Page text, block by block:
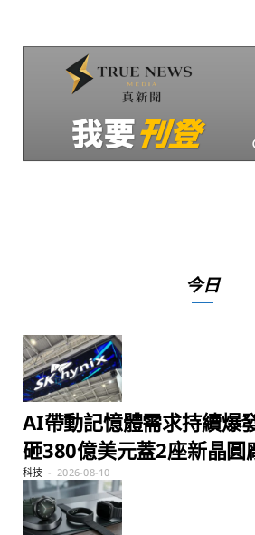
今日
AI帶動記憶體需求持續爆
砸380億美元蓋2座新晶圓
科技 2026-08-10